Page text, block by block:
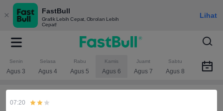
FastBull
Grafik Lebih Cepat, Obrolan Lebih
Cepat!
Lihat
Senin
Agus 3
Selasa
Agus 4
Rabu
Agus 5
Kamis
Agus 6
Juamt
Agus 7
Sabtu
Agus 8
07:20